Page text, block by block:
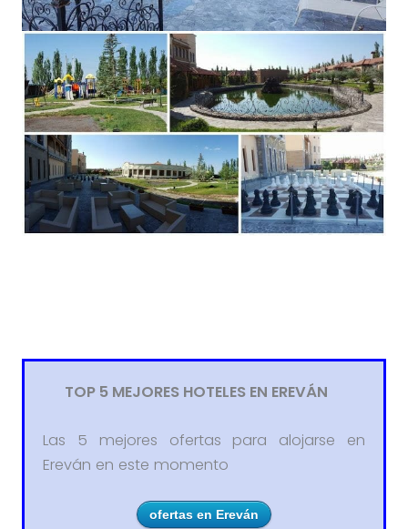
TOP 5 MEJORES HOTELES EN EREVÁN
Las 5 mejores ofertas para alojarse en
Ereván en este momento
ofertas en Ereván